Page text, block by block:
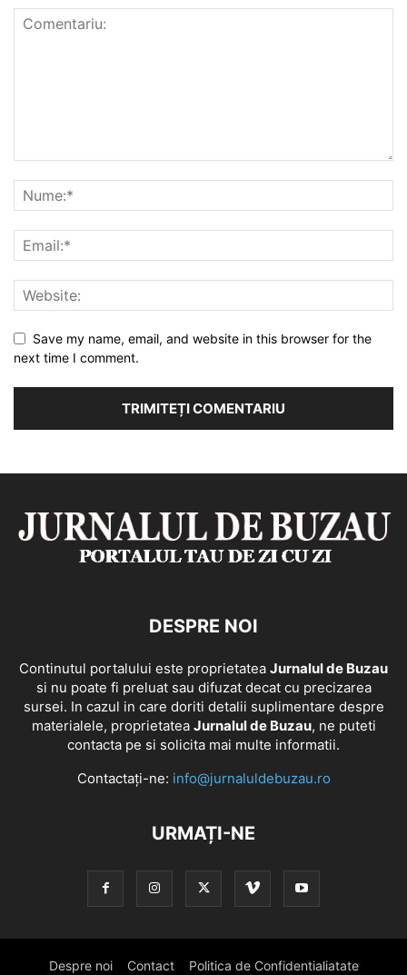
Save my name, email, and website in this browser for the
next time I comment.
DESPRE NOI
Continutul portalului este proprietatea Jurnalul de Buzau
si nu poate fi preluat sau difuzat decat cu precizarea
sursei. In cazul in care doriti detalii suplimentare despre
materialele, proprietatea Jurnalul de Buzau, ne puteti
contacta pe si solicita mai multe informatii.
Contactați-ne: info@jurnaluldebuzau.ro
URMAȚI-NE
Despre noi Contact Politica de Confidentialiatate